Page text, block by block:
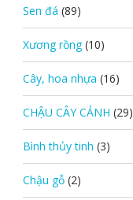
Sen đá (89)
Xương rồng (10)
Cây, hoa nhựa (16)
CHẬU CÂY CẢNH (29)
Bình thủy tinh (3)
Chậu gỗ (2)